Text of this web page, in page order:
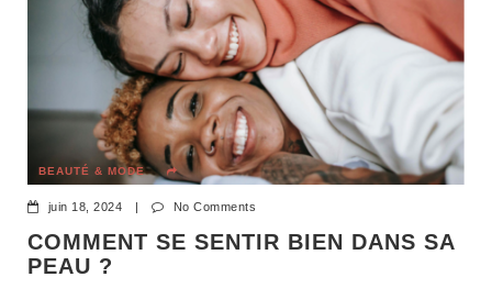
BEAUTÉ & MODE
juin 18, 2024 | No Comments
COMMENT SE SENTIR BIEN DANS SA
PEAU ?